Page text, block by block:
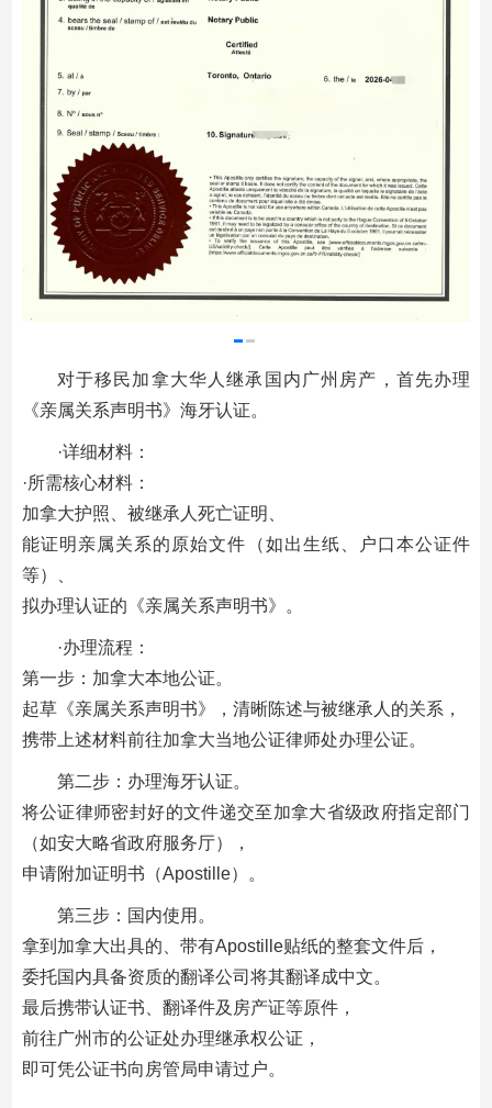
对于移民加拿大华人继承国内广州房产，首先办理
《亲属关系声明书》海牙认证。
·详细材料：
·所需核心材料：
加拿大护照、被继承人死亡证明、
能证明亲属关系的原始文件（如出生纸、户口本公证件
等）、
拟办理认证的《亲属关系声明书》。
·办理流程：
第一步：加拿大本地公证。
起草《亲属关系声明书》，清晰陈述与被继承人的关系，
携带上述材料前往加拿大当地公证律师处办理公证。
第二步：办理海牙认证。
将公证律师密封好的文件递交至加拿大省级政府指定部门
（如安大略省政府服务厅），
申请附加证明书（Apostille）。
第三步：国内使用。
拿到加拿大出具的、带有Apostille贴纸的整套文件后，
委托国内具备资质的翻译公司将其翻译成中文。
最后携带认证书、翻译件及房产证等原件，
前往广州市的公证处办理继承权公证，
即可凭公证书向房管局申请过户。